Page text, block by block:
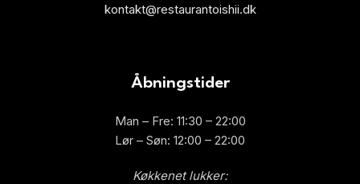
kontakt@restaurantoishii.dk
Åbningstider
Man – Fre: 11:30 – 22:00
Lør – Søn: 12:00 – 22:00
Køkkenet lukker: